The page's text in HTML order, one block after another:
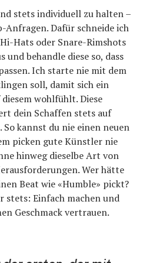
stets individuell zu halten –
Anfragen. Dafür schneide ich
Hats oder Snare-Rimshots
und behandle diese so, dass
Ich starte nie mit dem
soll, damit sich ein
wohlfühlt. Diese
dein Schaffen stets auf
So kannst du nie einen neuen
picken gute Künstler nie
hinweg dieselbe Art von
Wer hätte
Beat wie «Humble» pickt?
stets: Einfach machen und
Geschmack vertrauen.